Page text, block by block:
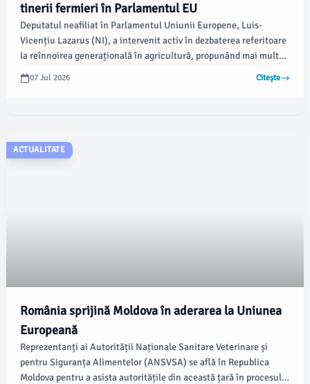
tinerii fermieri în Parlamentul EU
Deputatul neafiliat în Parlamentul Uniunii Europene, Luis-
Vicențiu Lazarus (NI), a intervenit activ în dezbaterea referitoare
la reînnoirea generațională în agricultură, propunând mai multe
amendamente destinate să asigure un sprijin real tinerilor
fermieri și fermelor familiale. Potrivit newsbucuresti.ro, printre
07 Jul 2026 Citește
ACTUALITATE
România sprijină Moldova în aderarea la Uniunea
Europeană
Reprezentanți ai Autorității Naționale Sanitare Veterinare și
pentru Siguranța Alimentelor (ANSVSA) se află în Republica
Moldova pentru a asista autoritățile din această țară în procesul